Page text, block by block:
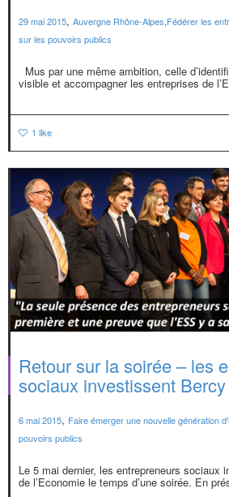
29 mai 2015, Auvergne Rhône-Alpes,Fédérer les
sur les pouvoirs publics
Mus par une même ambition, celle
visible et accompagner les entreprises de
1 like
Retour sur la soirée – les
sociaux investissent Bercy
6 mai 2015, Faire émerger une nouvelle génération
pouvoirs publics
Le 5 mai dernier, les entrepreneurs sociaux
de l’Economie le temps d’une soirée. En